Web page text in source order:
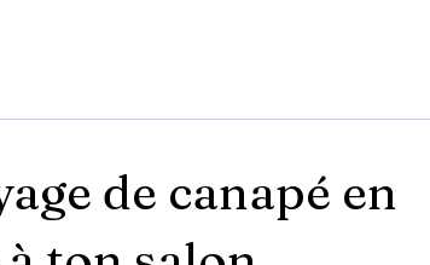
de canapé en